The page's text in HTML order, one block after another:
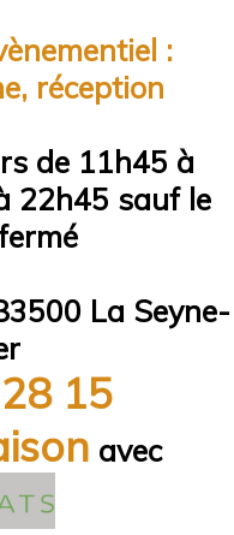
:
réception
de 11h45 à
22h45 sauf le
La Seyne-
15
avec